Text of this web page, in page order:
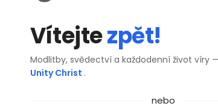
Vítejtezpět!
Modlitby, svědectví a každodenní život víry
Unity Christ .
nebo